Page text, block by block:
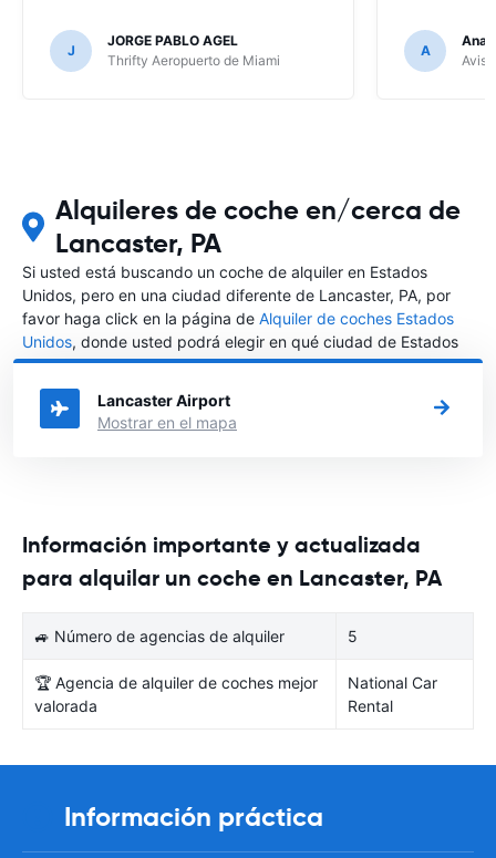
J
JORGE PABLO AGEL
Thrifty Aeropuerto de Miami
A
Ana
Avis
Alquileres de coche en/cerca de
Lancaster, PA
Si usted está buscando un coche de alquiler en Estados
Unidos, pero en una ciudad diferente de Lancaster, PA, por
favor haga click en la página de Alquiler de coches Estados
Unidos, donde usted podrá elegir en qué ciudad de Estados
Unidos desea alquilar un coche.
Lancaster Airport
Mostrar en el mapa
Información importante y actualizada
para alquilar un coche en Lancaster, PA
🚙 Número de agencias de alquiler 5
🏆 Agencia de alquiler de coches mejor
valorada
National Car
Rental
Información práctica